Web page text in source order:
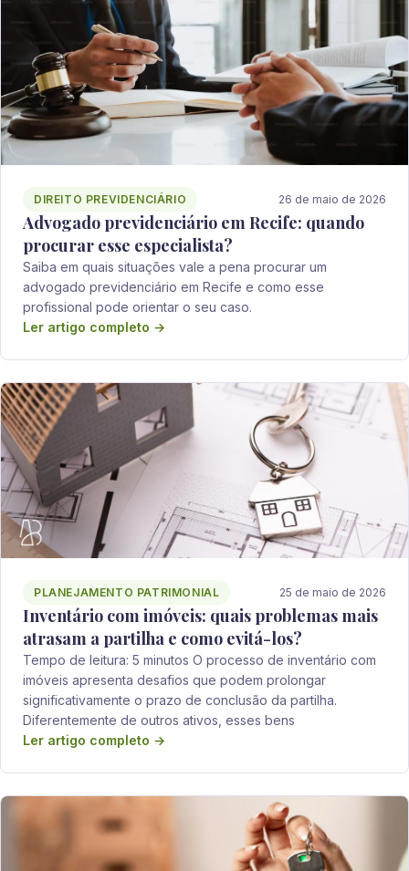
DIREITO PREVIDENCIÁRIO 26 de maio de 2026
Advogado previdenciário em Recife: quando
procurar esse especialista?
Saiba em quais situações vale a pena procurar um
advogado previdenciário em Recife e como esse
profissional pode orientar o seu caso.
Ler artigo completo →
PLANEJAMENTO PATRIMONIAL 25 de maio de 2026
Inventário com imóveis: quais problemas mais
atrasam a partilha e como evitá-los?
Tempo de leitura: 5 minutos O processo de inventário com
imóveis apresenta desafios que podem prolongar
significativamente o prazo de conclusão da partilha.
Diferentemente de outros ativos, esses bens
Ler artigo completo →